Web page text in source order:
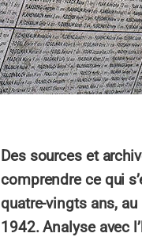
Des sources et
comprendre ce qui
quatre-vingts ans,
1942. Analyse avec